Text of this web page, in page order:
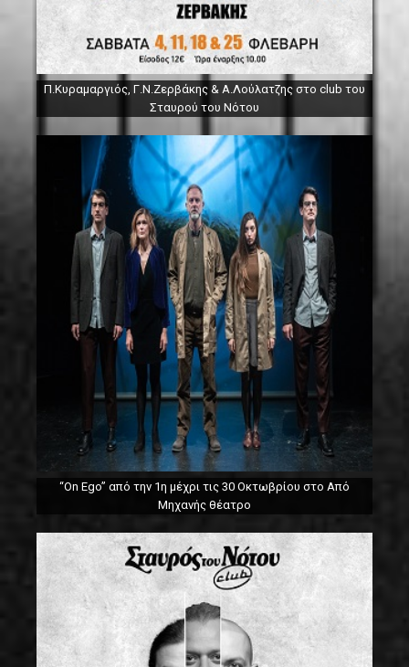
Π.Κυραμαργιός, Γ.Ν.Ζερβάκης & Α.Λούλατζης στο club του
Σταυρού του Νότου
“On Ego” από την 1η μέχρι τις 30 Οκτωβρίου στο Από
Μηχανής θέατρο